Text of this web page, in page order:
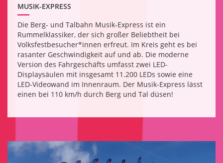
MUSIK-EXPRESS
Die Berg- und Talbahn Musik-Express ist ein
Rummelklassiker, der sich großer Beliebtheit bei
Volksfestbesucher*innen erfreut. Im Kreis geht es bei
rasanter Geschwindigkeit auf und ab. Die moderne
Version des Fahrgeschäfts umfasst zwei LED-
Displaysäulen mit insgesamt 11.200 LEDs sowie eine
LED-Videowand im Innenraum. Der Musik-Express lässt
einen bei 110 km/h durch Berg und Tal düsen!